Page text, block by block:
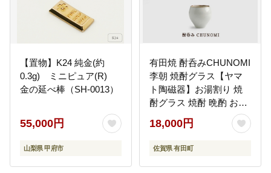
【置物】K24 純金(約
0.3g) ミニピュア(R)
金の延べ棒（SH-0013）
55,000円
山梨県 甲府市
有田焼 酎呑みCHUNOMI
李朝 焼酎グラス【ヤマ
ト陶磁器】お湯割り 焼
酎グラス 焼酎 晩酌 お酒
酒器 渕さび おしゃれ
cn028
18,000円
佐賀県 有田町